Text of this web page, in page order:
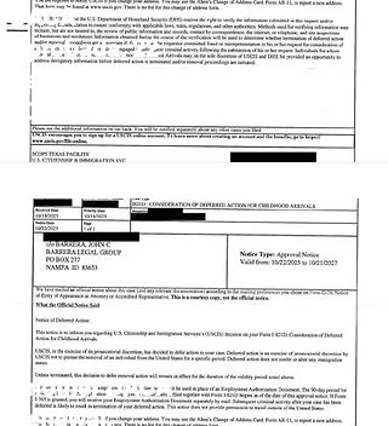
DACA
Aprobada, 22
de Octubre del
2025
Another DACA
Renewal,